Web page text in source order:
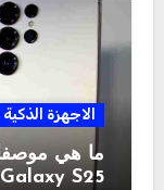
الاجهزة الذكية
ما هي
Galaxy S25